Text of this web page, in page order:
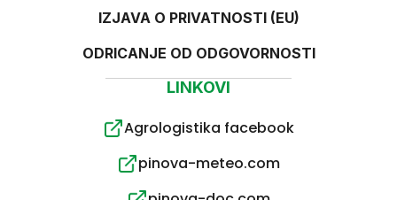
LINKOVI
Agrologistika facebook
pinova-meteo.com
IZJAVA O PRIVATNOSTI (EU)
ODRICANJE OD ODGOVORNOSTI